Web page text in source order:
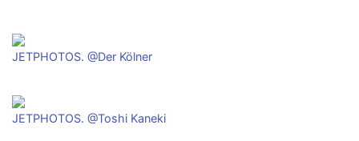
JETPHOTOS. @Der Kölner
JETPHOTOS. @Toshi Kaneki